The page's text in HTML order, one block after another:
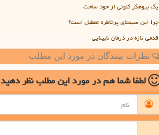
یک بیوهکر کلونی از خود ساخت
چرا این سینمای پرخاطره تعطیل است؟
قدمی تازه در درمان نابینایی
نظرات بینندگان در مورد این مطلب
لطفا شما همدر مورد این مطلبنظر دهید